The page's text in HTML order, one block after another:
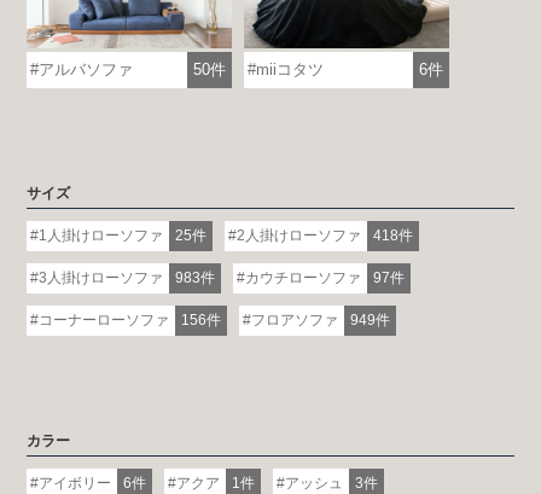
各地で出張ショールームを開催！
詳しくはこちら
アルバソファ 50件 miiコタツ 6件
サイズ
1人掛けローソファ 25件 2人掛けローソファ 418件
3人掛けローソファ 983件 カウチローソファ 97件
コーナーローソファ 156件 フロアソファ 949件
カラー
アイボリー 6件 アクア 1件 アッシュ 3件